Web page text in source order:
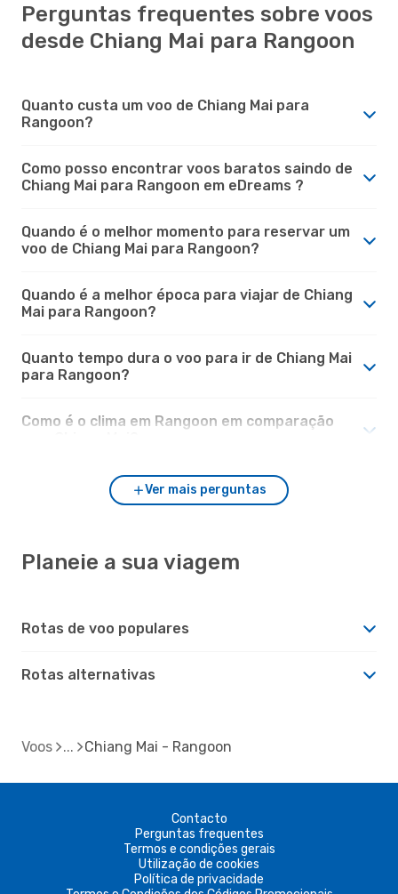
Perguntas frequentes sobre voos
desde Chiang Mai para Rangoon
Quanto custa um voo de Chiang Mai para
Rangoon?
Como posso encontrar voos baratos saindo de
Chiang Mai para Rangoon em eDreams ?
Quando é o melhor momento para reservar um
voo de Chiang Mai para Rangoon?
Quando é a melhor época para viajar de Chiang
Mai para Rangoon?
Quanto tempo dura o voo para ir de Chiang Mai
para Rangoon?
Como é o clima em Rangoon em comparação
Ver mais perguntas
Planeie a sua viagem
Rotas de voo populares
Rotas alternativas
Voos Chiang Mai - Rangoon
Contacto
Perguntas frequentes
Termos e condições gerais
Utilização de cookies
Política de privacidade